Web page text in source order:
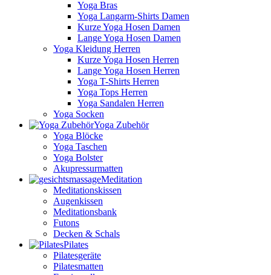
Yoga Bras
Yoga Langarm-Shirts Damen
Kurze Yoga Hosen Damen
Lange Yoga Hosen Damen
Yoga Kleidung Herren
Kurze Yoga Hosen Herren
Lange Yoga Hosen Herren
Yoga T-Shirts Herren
Yoga Tops Herren
Yoga Sandalen Herren
Yoga Socken
Yoga Zubehör
Yoga Blöcke
Yoga Taschen
Yoga Bolster
Akupressurmatten
Meditation
Meditationskissen
Augenkissen
Meditationsbank
Futons
Decken & Schals
Pilates
Pilatesgeräte
Pilatesmatten